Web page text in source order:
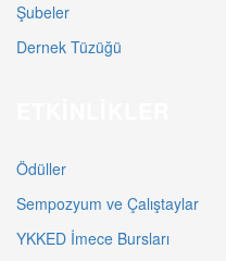
Şubeler
Dernek Tüzüğü
Ödüller
Sempozyum ve Çalıştaylar
YKKED İmece Bursları